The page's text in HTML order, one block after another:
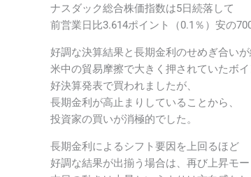
ナスダック総合株価指数は5日続落して
前営業日比3.614ポイント（0.1％）安の
好調な決算結果と長期金利のせめぎ合いが
米中の貿易摩擦で大きく押されていたボ
好決算発表で買われましたが、
長期金利が高止まりしていることから、
投資家の買いが消極的でした。
長期金利によるシフト要因を上回るほど
好調な結果が出揃う場合は、再び上昇モー